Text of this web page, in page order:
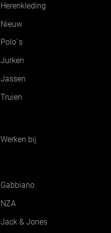
Herenkleding
Nieuw
Polo`s
Jurken
Jassen
Truien
Werken bij
Gabbiano
NZA
Jack & Jones